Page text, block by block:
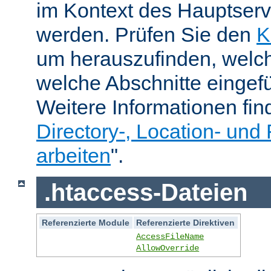
im Kontext des
werden. Prüfen Sie den
um herauszufinden,
welche Abschnitte
Weitere Informationen
Directory-, Location- und
arbeiten".
.htaccess-Dateien
Referenzierte Module
Referenzierte Direktiven
AccessFileName
AllowOverride